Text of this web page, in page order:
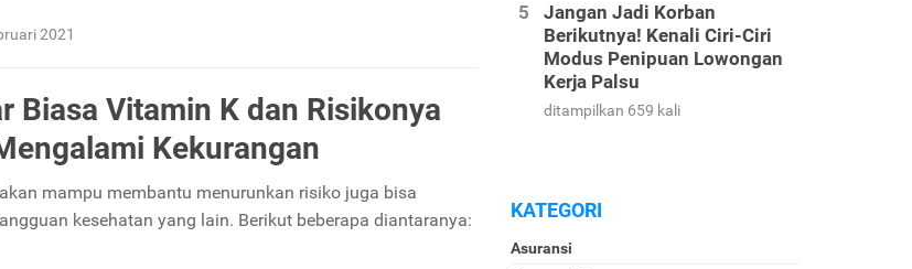
2021
Biasa Vitamin K dan Risikonya
Kekurangan
mampu membantu menurunkan risiko juga bisa
kesehatan yang lain. Berikut beberapa diantaranya:
Jangan Jadi Korban
Berikutnya! Kenali Ciri-Ciri
Modus Penipuan Lowongan
Kerja Palsu
ditampilkan 659 kali
KATEGORI
Asuransi